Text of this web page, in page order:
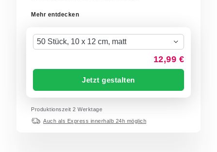
Mehr entdecken
50 Stück, 10 x 12 cm, matt
12,99 €
Jetzt gestalten
Produktionszeit 2 Werktage
Auch als Express innerhalb 24h möglich